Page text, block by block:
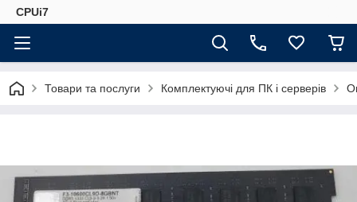
CPUi7
Товари та послуги Комплектуючі для ПК і серверів